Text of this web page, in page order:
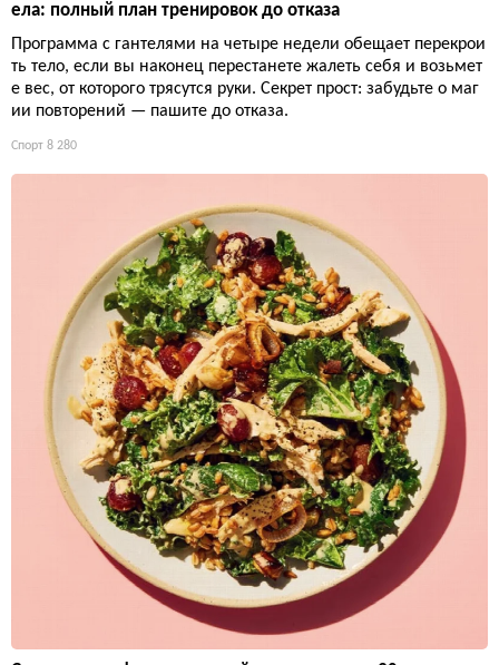
ела: полный план тренировок до отказа
Программа с гантелями на четыре недели обещает перекрои
ть тело, если вы наконец перестанете жалеть себя и возьмет
е вес, от которого трясутся руки. Секрет прост: забудьте о маг
ии повторений — пашите до отказа.
Спорт 8 280